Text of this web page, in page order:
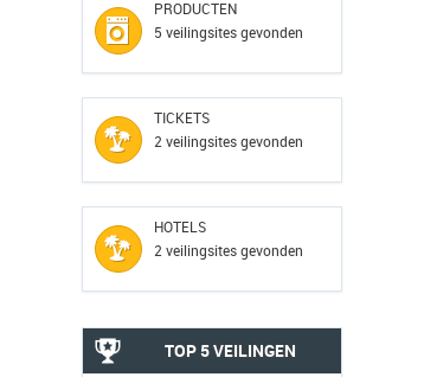
PRODUCTEN
5 veilingsites gevonden
TICKETS
2 veilingsites gevonden
HOTELS
2 veilingsites gevonden
TOP 5 VEILINGEN